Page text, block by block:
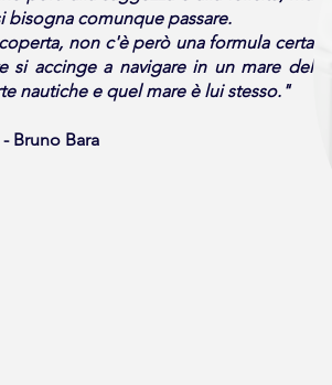
bisogna comunque passare.
non c'è però una formula certa
si accinge a navigare in un mare del
nautiche e quel mare è lui stesso."
Bruno Bara